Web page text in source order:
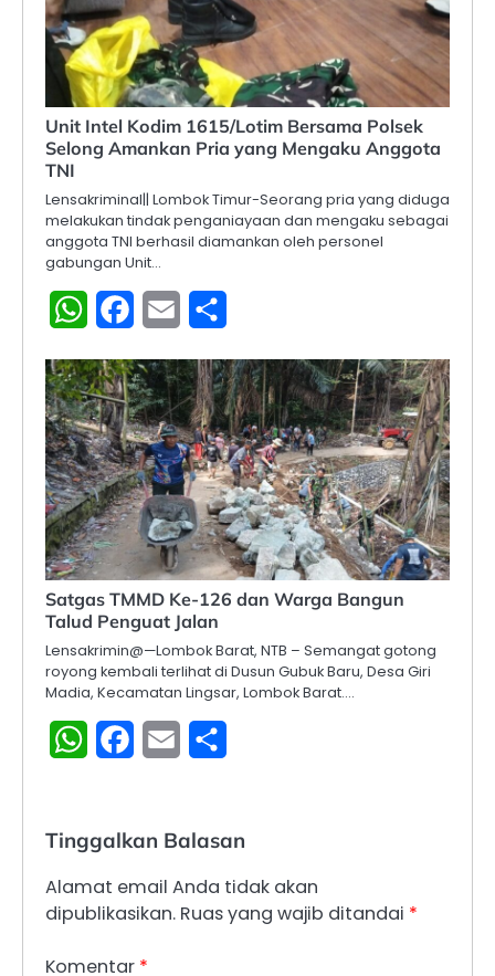
Unit Intel Kodim 1615/Lotim Bersama Polsek
Selong Amankan Pria yang Mengaku Anggota
TNI
Lensakriminal|| Lombok Timur-Seorang pria yang diduga
melakukan tindak penganiayaan dan mengaku sebagai
anggota TNI berhasil diamankan oleh personel
gabungan Unit…
WhatsAppFacebook
Email
Satgas TMMD Ke-126 dan Warga Bangun
Talud Penguat Jalan
Lensakrimin@—Lombok Barat, NTB – Semangat gotong
royong kembali terlihat di Dusun Gubuk Baru, Desa Giri
Madia, Kecamatan Lingsar, Lombok Barat.…
WhatsAppFacebook
Email
Tinggalkan Balasan
Alamat email Anda tidak akan
dipublikasikan. Ruas yang wajib ditandai *
Komentar *